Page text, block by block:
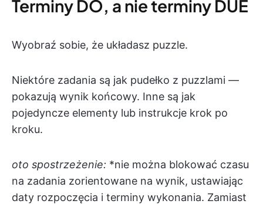
Terminy DO, a nie terminy DUE
Wyobraź sobie, że układasz puzzle.
Niektóre zadania są jak pudełko z puzzlami —
pokazują wynik końcowy. Inne są jak
pojedyncze elementy lub instrukcje krok po
kroku.
oto spostrzeżenie: *nie można blokować czasu
na zadania zorientowane na wynik, ustawiając
daty rozpoczęcia i terminy wykonania. Zamiast